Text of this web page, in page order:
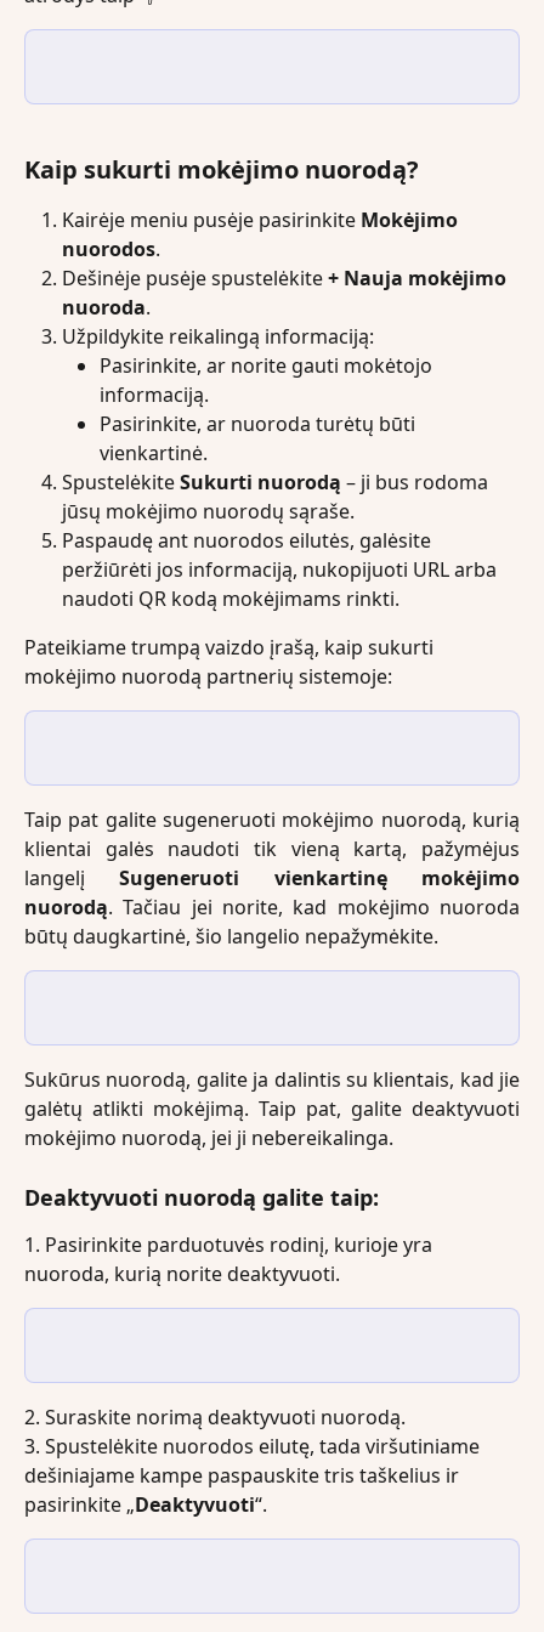
Kaip sukurti mokėjimo nuorodą?
Kairėje meniu pusėje pasirinkite Mokėjimo
nuorodos.
Dešinėje pusėje spustelėkite + Nauja mokėjimo
nuoroda.
Užpildykite reikalingą informaciją:
Pasirinkite, ar norite gauti mokėtojo
informaciją.
Pasirinkite, ar nuoroda turėtų būti
vienkartinė.
Spustelėkite Sukurti nuorodą – ji bus rodoma
jūsų mokėjimo nuorodų sąraše.
Paspaudę ant nuorodos eilutės, galėsite
peržiūrėti jos informaciją, nukopijuoti URL arba
naudoti QR kodą mokėjimams rinkti.
Pateikiame trumpą vaizdo įrašą, kaip sukurti
mokėjimo nuorodą partnerių sistemoje:
Taip pat galite sugeneruoti mokėjimo nuorodą, kurią
klientai galės naudoti tik vieną kartą, pažymėjus
langelįSugeneruoti vienkartinę mokėjimo
nuorodą. Tačiau jei norite, kad mokėjimo nuoroda
būtų daugkartinė, šio langelio nepažymėkite.
Sukūrus nuorodą, galite ja dalintis su klientais, kad jie
galėtų atlikti mokėjimą. Taip pat, galite deaktyvuoti
mokėjimo nuorodą, jei ji nebereikalinga.
Deaktyvuoti nuorodą galite taip:
1. Pasirinkite parduotuvės rodinį, kurioje yra
nuoroda, kurią norite deaktyvuoti.
2. Suraskite norimą deaktyvuoti nuorodą.
3. Spustelėkite nuorodos eilutę, tada viršutiniame
dešiniajame kampe paspauskite tris taškelius ir
pasirinkite „Deaktyvuoti“.